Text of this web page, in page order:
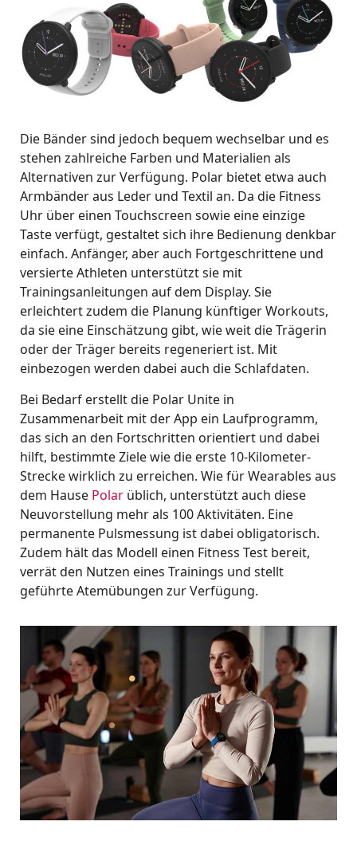
Die Bänder sind jedoch bequem wechselbar und es
stehen zahlreiche Farben und Materialien als
Alternativen zur Verfügung. Polar bietet etwa auch
Armbänder aus Leder und Textil an. Da die Fitness
Uhr über einen Touchscreen sowie eine einzige
Taste verfügt, gestaltet sich ihre Bedienung denkbar
einfach. Anfänger, aber auch Fortgeschrittene und
versierte Athleten unterstützt sie mit
Trainingsanleitungen auf dem Display. Sie
erleichtert zudem die Planung künftiger Workouts,
da sie eine Einschätzung gibt, wie weit die Trägerin
oder der Träger bereits regeneriert ist. Mit
einbezogen werden dabei auch die Schlafdaten.
Bei Bedarf erstellt die Polar Unite in
Zusammenarbeit mit der App ein Laufprogramm,
das sich an den Fortschritten orientiert und dabei
hilft, bestimmte Ziele wie die erste 10-Kilometer-
Strecke wirklich zu erreichen. Wie für Wearables aus
dem Hause Polar üblich, unterstützt auch diese
Neuvorstellung mehr als 100 Aktivitäten. Eine
permanente Pulsmessung ist dabei obligatorisch.
Zudem hält das Modell einen Fitness Test bereit,
verrät den Nutzen eines Trainings und stellt
geführte Atemübungen zur Verfügung.